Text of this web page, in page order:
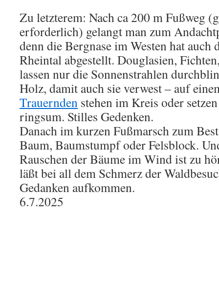
Zu letzterem: Nach ca 200 m Fußweg
erforderlich) gelangt man zum
denn die Bergnase im Westen hat auch
Rheintal abgestellt. Douglasien,
lassen nur die Sonnenstrahlen
Holz, damit auch sie verwest – auf
Trauernden stehen im Kreis oder
ringsum. Stilles Gedenken.
Danach im kurzen Fußmarsch zum
Baum, Baumstumpf oder Felsblock.
Rauschen der Bäume im Wind ist zu
läßt bei all dem Schmerz der
Gedanken aufkommen.
6.7.2025